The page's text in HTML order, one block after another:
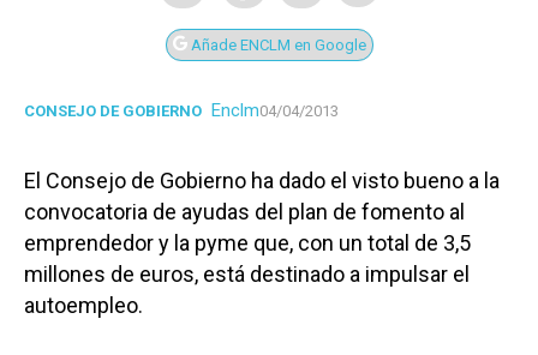
Añade ENCLM en Google
CONSEJO DE GOBIERNO Enclm04/04/2013
El Consejo de Gobierno ha dado el visto bueno a la
convocatoria de ayudas del plan de fomento al
emprendedor y la pyme que, con un total de 3,5
millones de euros, está destinado a impulsar el
autoempleo.